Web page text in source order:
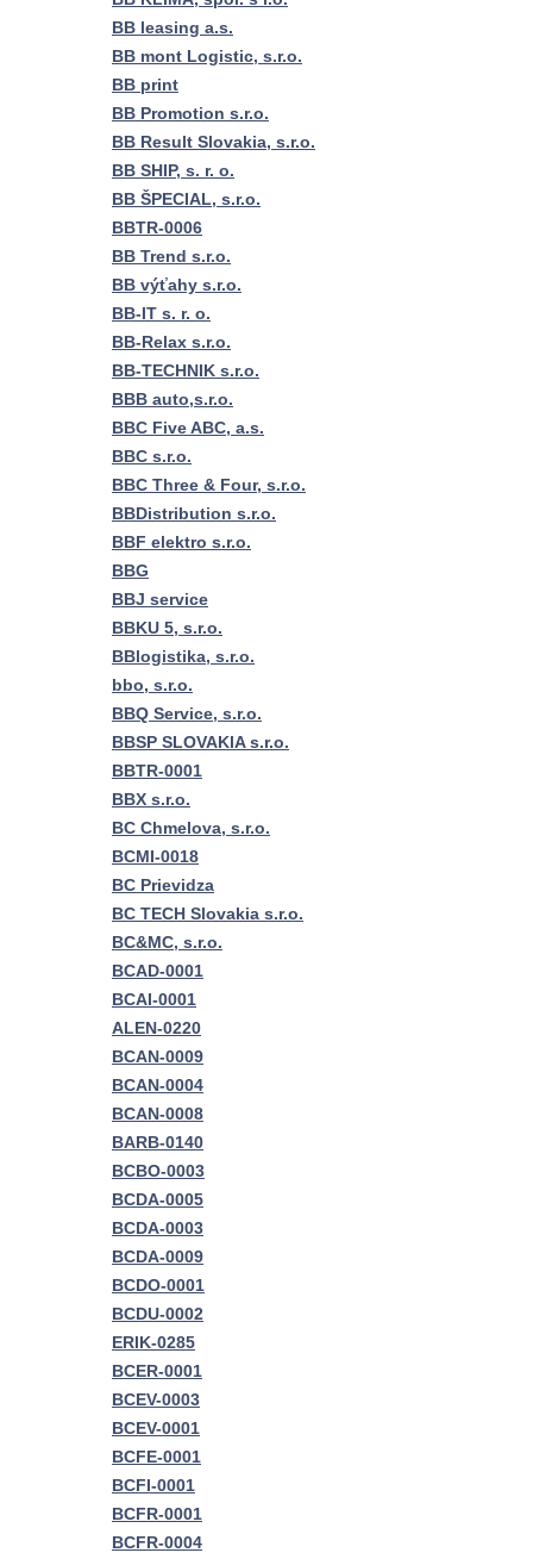
BB leasing a.s.
BB mont Logistic, s.r.o.
BB print
BB Promotion s.r.o.
BB Result Slovakia, s.r.o.
BB SHIP, s. r. o.
BB ŠPECIAL, s.r.o.
BBTR-0006
BB Trend s.r.o.
BB výťahy s.r.o.
BB-IT s. r. o.
BB-Relax s.r.o.
BB-TECHNIK s.r.o.
BBB auto,s.r.o.
BBC Five ABC, a.s.
BBC s.r.o.
BBC Three & Four, s.r.o.
BBDistribution s.r.o.
BBF elektro s.r.o.
BBG
BBJ service
BBKU 5, s.r.o.
BBlogistika, s.r.o.
bbo, s.r.o.
BBQ Service, s.r.o.
BBSP SLOVAKIA s.r.o.
BBTR-0001
BBX s.r.o.
BC Chmelova, s.r.o.
BCMI-0018
BC Prievidza
BC TECH Slovakia s.r.o.
BC&MC, s.r.o.
BCAD-0001
BCAI-0001
ALEN-0220
BCAN-0009
BCAN-0004
BCAN-0008
BARB-0140
BCBO-0003
BCDA-0005
BCDA-0003
BCDA-0009
BCDO-0001
BCDU-0002
ERIK-0285
BCER-0001
BCEV-0003
BCEV-0001
BCFE-0001
BCFI-0001
BCFR-0001
BCFR-0004